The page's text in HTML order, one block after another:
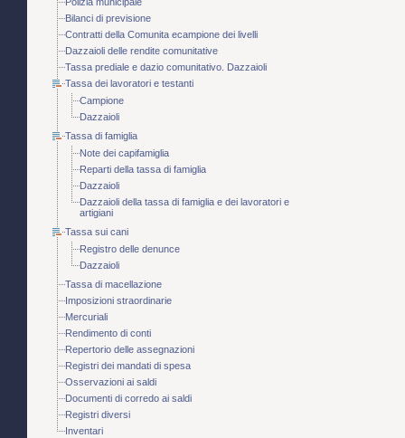
Bilanci di previsione
Contratti della Comunita ecampione dei livelli
Dazzaioli delle rendite comunitative
Tassa prediale e dazio comunitativo. Dazzaioli
Tassa dei lavoratori e testanti
Campione
Dazzaioli
Tassa di famiglia
Note dei capifamiglia
Reparti della tassa di famiglia
Dazzaioli
Dazzaioli della tassa di famiglia e dei lavoratori e
artigiani
Tassa sui cani
Registro delle denunce
Dazzaioli
Tassa di macellazione
Imposizioni straordinarie
Mercuriali
Rendimento di conti
Repertorio delle assegnazioni
Registri dei mandati di spesa
Osservazioni ai saldi
Documenti di corredo ai saldi
Registri diversi
Inventari